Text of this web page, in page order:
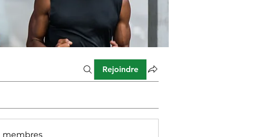
Rejoindre
membres